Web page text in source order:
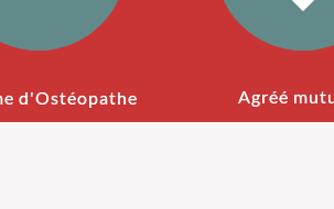
d'Ostéopathe Agréé